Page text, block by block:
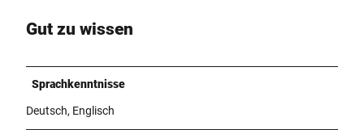
Gut zu wissen
Sprachkenntnisse
Deutsch, Englisch